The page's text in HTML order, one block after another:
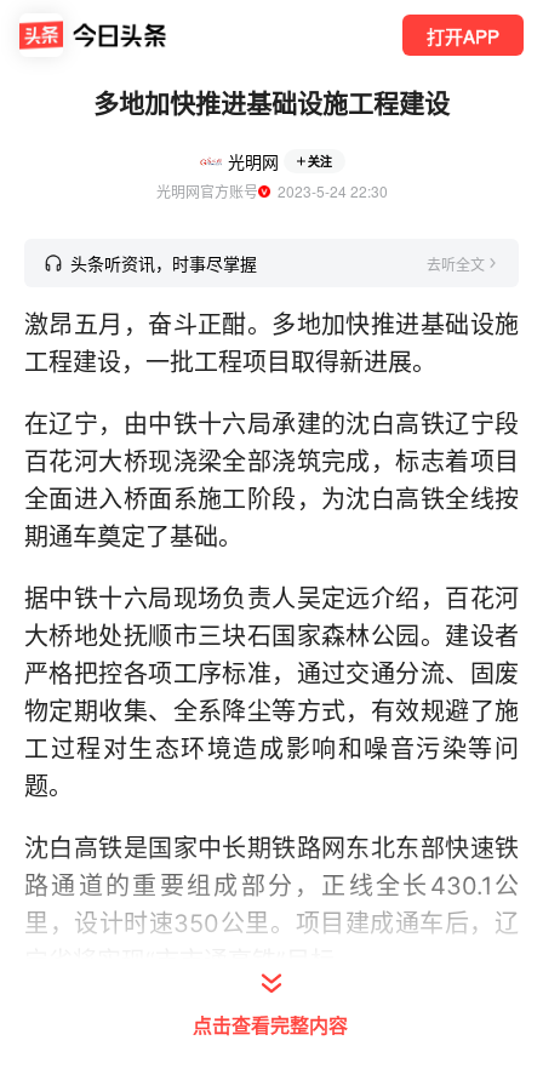
打开APP
多地加快推进基础设施工程建设
光明网 关注
光明网官方账号
  2023-5-24 22:30
头条听资讯，时事尽掌握 去听全文
激昂五月，奋斗正酣。多地加快推进基础设施
工程建设，一批工程项目取得新进展。
在辽宁，由中铁十六局承建的沈白高铁辽宁段
百花河大桥现浇梁全部浇筑完成，标志着项目
全面进入桥面系施工阶段，为沈白高铁全线按
期通车奠定了基础。
据中铁十六局现场负责人吴定远介绍，百花河
大桥地处抚顺市三块石国家森林公园。建设者
严格把控各项工序标准，通过交通分流、固废
物定期收集、全系降尘等方式，有效规避了施
工过程对生态环境造成影响和噪音污染等问
题。
沈白高铁是国家中长期铁路网东北东部快速铁
路通道的重要组成部分，正线全长430.1公
里，设计时速350公里。项目建成通车后，辽
在河北，位于雄安新区的雄忻高铁雄保段一标
点击查看完整内容